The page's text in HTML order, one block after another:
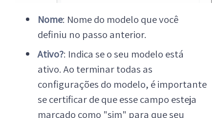
Nome: Nome do modelo que você
definiu no passo anterior.
Ativo?: Indica se o seu modelo está
ativo. Ao terminar todas as
configurações do modelo, é importante
se certificar de que esse campo esteja
marcado como "sim" para que seu